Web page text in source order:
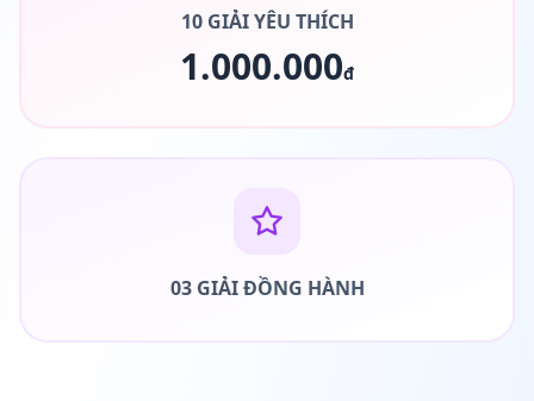
10 GIẢI YÊU THÍCH
1.000.000đ
03 GIẢI ĐỒNG HÀNH